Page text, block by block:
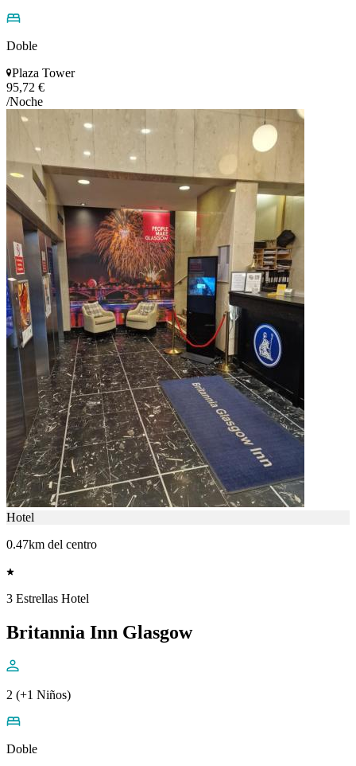
Doble
Plaza Tower
95,72 €
/Noche
Hotel
0.47km del centro
3 Estrellas Hotel
Britannia Inn Glasgow
2 (+1 Niños)
Doble